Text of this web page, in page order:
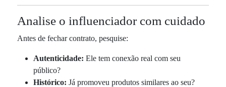
Analise o influenciador com cuidado
Antes de fechar contrato, pesquise:
Autenticidade: Ele tem conexão real com seu
público?
Histórico: Já promoveu produtos similares ao seu?